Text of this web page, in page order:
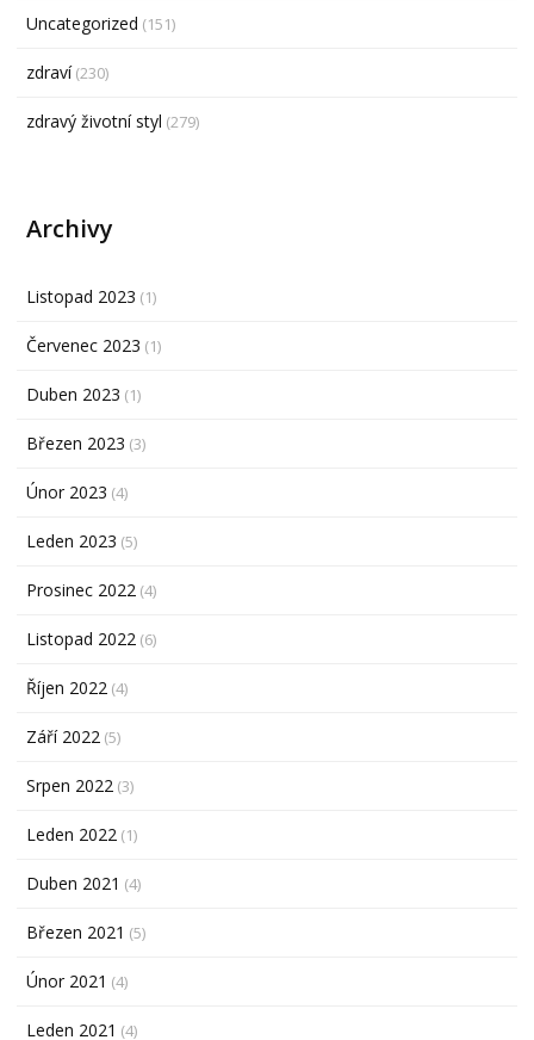
Uncategorized (151)
zdraví(230)
zdravý životní styl (279)
Archivy
Listopad 2023 (1)
Červenec 2023 (1)
Duben 2023 (1)
Březen 2023 (3)
Únor 2023 (4)
Leden 2023 (5)
Prosinec 2022 (4)
Listopad 2022 (6)
Říjen 2022 (4)
Září 2022 (5)
Srpen 2022 (3)
Leden 2022 (1)
Duben 2021 (4)
Březen 2021 (5)
Únor 2021 (4)
Leden 2021 (4)